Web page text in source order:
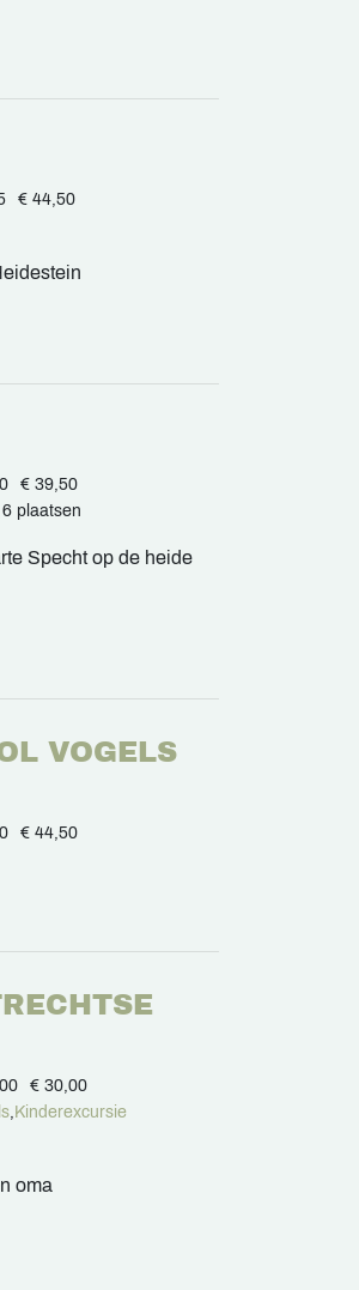
€ 44,50
€ 39,50
6 plaatsen
Specht op de heide
VOGELS
€ 44,50
€ 30,00
, Kinderexcursie
oma